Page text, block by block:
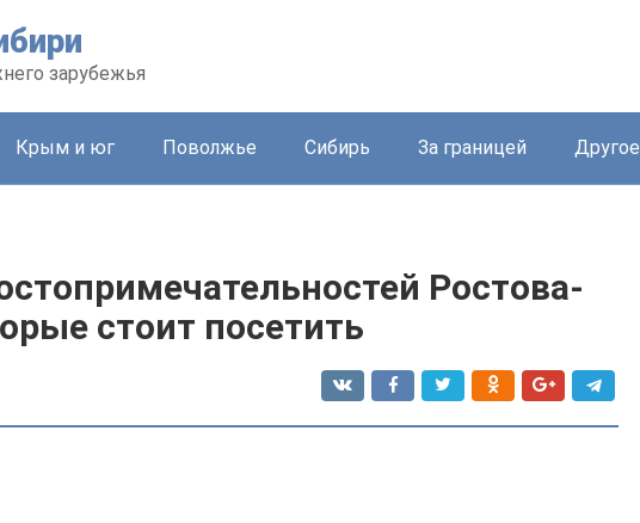
зарубежья
Крым и юг Поволжье Сибирь За границей Другое
Ростова-
стоит посетить